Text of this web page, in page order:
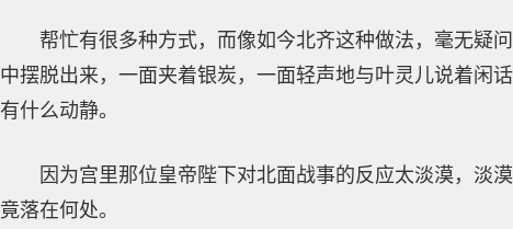
帮忙有很多种方式，而像如今北齐这种做法，毫无疑
中摆脱出来，一面夹着银炭，一面轻声地与叶灵儿说着闲
有什么动静。
因为宫里那位皇帝陛下对北面战事的反应太淡漠，淡
竟落在何处。